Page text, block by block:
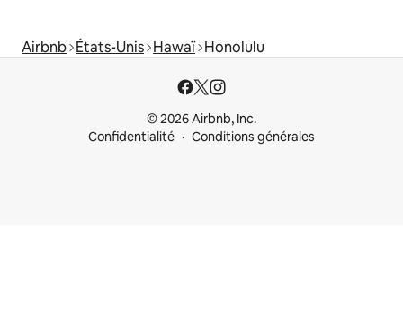
Airbnb États-Unis Hawaï Honolulu
© 2026 Airbnb, Inc.
Confidentialité
Conditions générales